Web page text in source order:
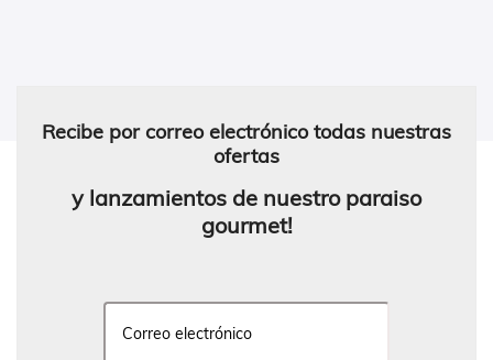
Recibe por correo electrónico todas nuestras
ofertas
y lanzamientos de nuestro paraiso
gourmet!